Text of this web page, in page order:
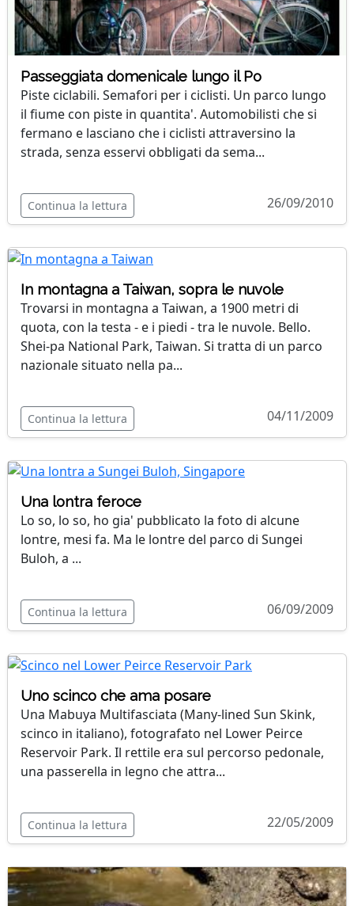
Passeggiata domenicale lungo il Po
Piste ciclabili. Semafori per i ciclisti. Un parco lungo
il fiume con piste in quantita'. Automobilisti che si
fermano e lasciano che i ciclisti attraversino la
strada, senza esservi obbligati da sema...
Continua la lettura 26/09/2010
In montagna a Taiwan, sopra le nuvole
Trovarsi in montagna a Taiwan, a 1900 metri di
quota, con la testa - e i piedi - tra le nuvole. Bello.
Shei-pa National Park, Taiwan. Si tratta di un parco
nazionale situato nella pa...
Continua la lettura 04/11/2009
Una lontra feroce
Lo so, lo so, ho gia' pubblicato la foto di alcune
lontre, mesi fa. Ma le lontre del parco di Sungei
Buloh, a ...
Continua la lettura 06/09/2009
Uno scinco che ama posare
Una Mabuya Multifasciata (Many-lined Sun Skink,
scinco in italiano), fotografato nel Lower Peirce
Reservoir Park. Il rettile era sul percorso pedonale,
una passerella in legno che attra...
Continua la lettura 22/05/2009